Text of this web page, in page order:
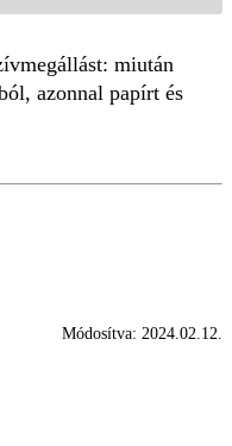
miután
azonnal papírt és
Módosítva: 2024.02.12.